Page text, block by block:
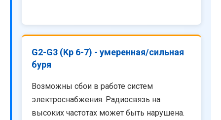
G2-G3 (Kp 6-7) - умеренная/сильная
буря
Возможны сбои в работе систем
электроснабжения. Радиосвязь на
высоких частотах может быть нарушена.